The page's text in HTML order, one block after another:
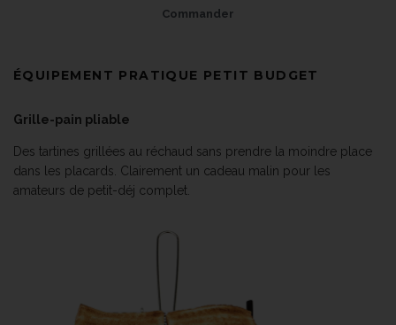
Commander
ÉQUIPEMENT PRATIQUE PETIT BUDGET
Grille-pain pliable
Des tartines grillées au réchaud sans prendre la moindre place
dans les placards. Clairement un cadeau malin pour les
amateurs de petit-déj complet.